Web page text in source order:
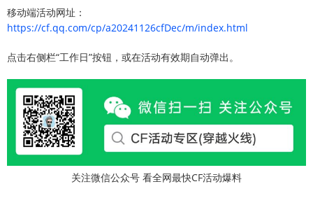
移动端活动网址：
https://cf.qq.com/cp/a20241126cfDec/m/index.html
点击右侧栏“工作日”按钮，或在活动有效期自动弹出。
关注微信公众号 看全网最快CF活动爆料